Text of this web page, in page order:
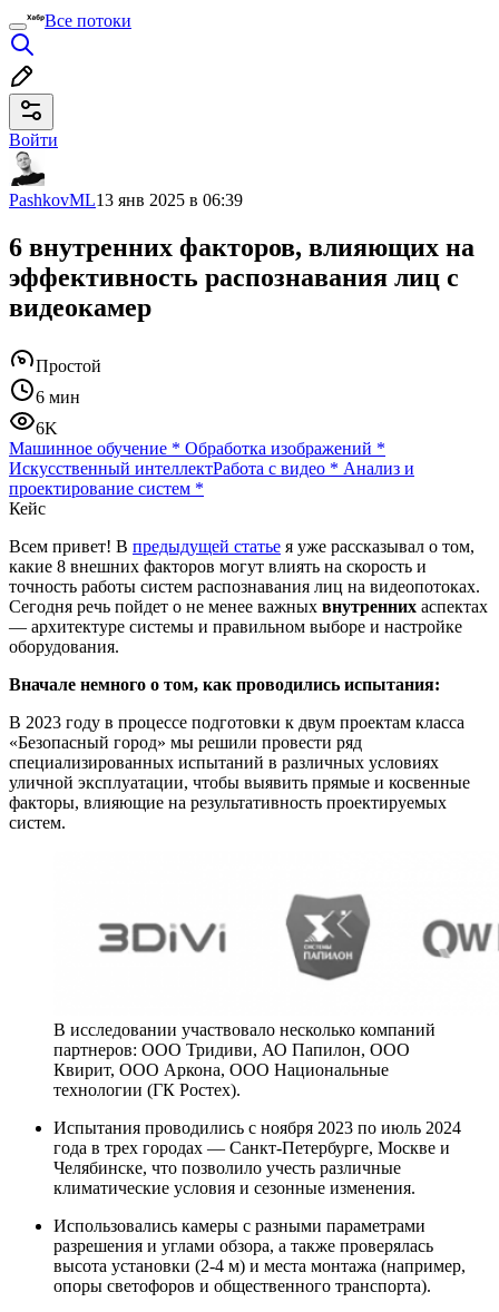
Все потоки
Войти
PashkovML13 янв 2025 в 06:39
6 внутренних факторов, влияющих на
эффективность распознавания лиц с
видеокамер
Простой
6 мин
6K
Машинное обучение * Обработка изображений *
Искусственный интеллектРабота с видео * Анализ и
проектирование систем *
Кейс
Всем привет! В предыдущей статье я уже рассказывал о том,
какие 8 внешних факторов могут влиять на скорость и
точность работы систем распознавания лиц на видеопотоках.
Сегодня речь пойдет о не менее важных внутренних аспектах
— архитектуре системы и правильном выборе и настройке
оборудования.
Вначале немного о том, как проводились испытания:
В 2023 году в процессе подготовки к двум проектам класса
«‎Безопасный город» мы решили провести ряд
специализированных испытаний в различных условиях
уличной эксплуатации, чтобы выявить прямые и косвенные
факторы, влияющие на результативность проектируемых
систем.
В исследовании участвовало несколько компаний
партнеров: ООО Тридиви, АО Папилон, ООО
Квирит, ООО Аркона, ООО Национальные
технологии (ГК Ростех).
Испытания проводились с ноября 2023 по июль 2024
года в трех городах — Санкт-Петербурге, Москве и
Челябинске, что позволило учесть различные
климатические условия и сезонные изменения.
Использовались камеры с разными параметрами
разрешения и углами обзора, а также проверялась
высота установки (2-4 м) и места монтажа (например,
опоры светофоров и общественного транспорта).